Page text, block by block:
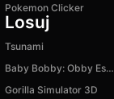
Pokemon Clicker
Losuj
Tsunami
Baby Bobby: Obby Escape
Gorilla Simulator 3D